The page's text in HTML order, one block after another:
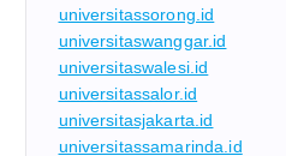
universitassorong.id
universitaswanggar.id
universitaswalesi.id
universitassalor.id
universitasjakarta.id
universitassamarinda.id